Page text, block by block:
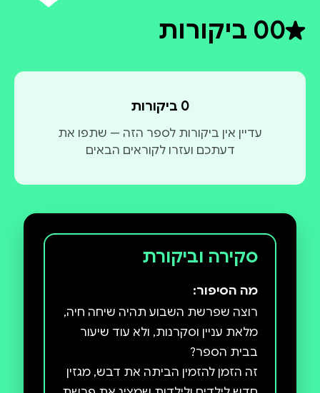
0דירוג ממוצע 0 מתוך 5
0 ביקורות
0 ביקורות
עדיין אין ביקורות לספר הזה — שתפו את
דעתכם ועזרו לקוראים הבאים
סקירה וביקורת
מה הסיפור:
רוצה שפרשת השבוע תהיה שיחה חיה,
מלאת עניין וסקרנות, ולא עוד שיעור
זה הזמן להזמין הביתה את דבש, מגזין